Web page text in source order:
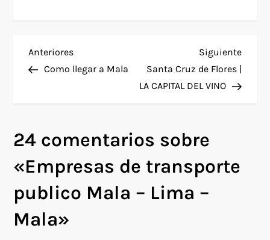
N
e
g
a
c
Entrada
anterior
Anteriores
Como llegar a Mala
Siguiente
Santa Cruz de Flores |
LA CAPITAL DEL VINO
24 comentarios sobre
«Empresas de transporte
publico Mala – Lima –
Mala»